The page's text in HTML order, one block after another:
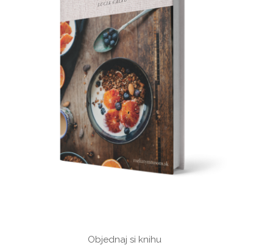
Objednaj si knihu